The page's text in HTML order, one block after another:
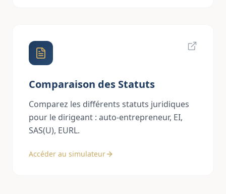
Comparaison des Statuts
Comparez les différents statuts juridiques
pour le dirigeant : auto-entrepreneur, EI,
SAS(U), EURL.
Accéder au simulateur